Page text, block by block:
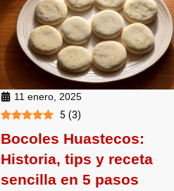
11 enero, 2025
5 (3)
Bocoles Huastecos:
Historia, tips y receta
sencilla en 5 pasos